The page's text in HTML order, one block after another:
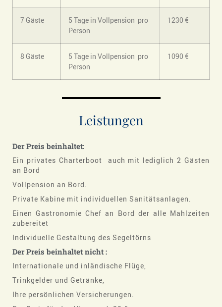
7 Gäste
5 Tage in Vollpension pro
Person
1230 €
8 Gäste
5 Tage in Vollpension pro
Person
1090 €
Leistungen
DerPreis beinhaltet:
Ein privates Charterboot auch mit lediglich 2 Gästen
an Bord
Vollpension an Bord.
Private Kabine mit individuellen Sanitätsanlagen.
Einen Gastronomie Chef an Bord der alle Mahlzeiten
zubereitet
Individuelle Gestaltung des Segeltörns
Der Preis beinhaltet nicht :
Internationale und inländische Flüge,
Trinkgelder und Getränke,
Ihre persönlichen Versicherungen.